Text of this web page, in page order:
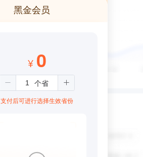
黑金会员
¥ 0
支付后可进行选择生效省份